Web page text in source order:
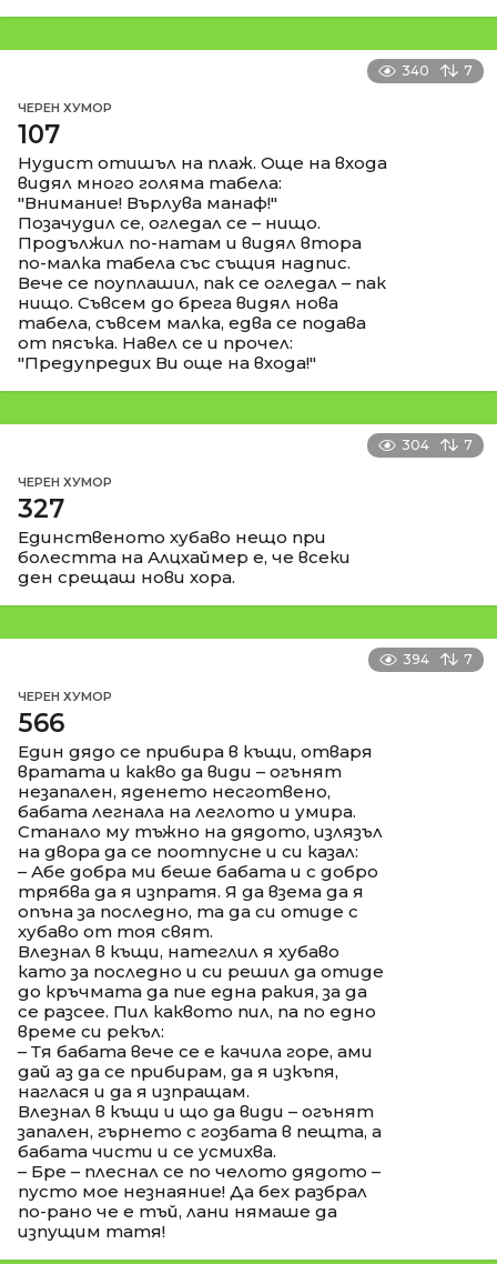
340 7
ЧЕРЕН ХУМОР
107
Нудист отишъл на плаж. Още на входа
видял много голяма табела:
"Внимание! Върлува манаф!"
Позачудил се, огледал се – нищо.
Продължил по-натам и видял втора
по-малка табела със същия надпис.
Вече се поуплашил, пак се огледал – пак
нищо. Съвсем до брега видял нова
табела, съвсем малка, едва се подава
от пясъка. Навел се и прочел:
"Предупредих Ви още на входа!"
304 7
ЧЕРЕН ХУМОР
327
Единственото хубаво нещо при
болестта на Алцхаймер е, че всеки
ден срещаш нови хора.
394 7
ЧЕРЕН ХУМОР
566
Един дядо се прибира в къщи, отваря
вратата и какво да види – огънят
незапален, яденето несготвено,
бабата легнала на леглото и умира.
Станало му тъжно на дядото, излязъл
на двора да се поотпусне и си казал:
– Абе добра ми беше бабата и с добро
трябва да я изпратя. Я да взема да я
опъна за последно, та да си отиде с
хубаво от тоя свят.
Влезнал в къщи, натеглил я хубаво
като за последно и си решил да отиде
до кръчмата да пие една ракия, за да
се разсее. Пил каквото пил, па по едно
време си рекъл:
– Тя бабата вече се е качила горе, ами
дай аз да се прибирам, да я изкъпя,
наглася и да я изпращам.
Влезнал в къщи и що да види – огънят
запален, гърнето с гозбата в пещта, а
бабата чисти и се усмихва.
– Бре – плеснал се по челото дядото –
пусто мое незнаяние! Да бех разбрал
по-рано че е тъй, лани нямаше да
изпущим татя!